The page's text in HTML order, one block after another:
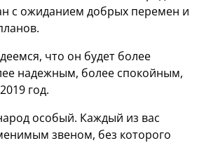
с ожиданием добрых перемен и
что он будет более
надежным, более спокойным,
год.
особый. Каждый из вас
звеном, без которого